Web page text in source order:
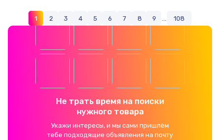
1 2 3 4 5 6 7 8 9 108
Не трать время на поиски
нужного товара
Укажи интересы, и мы сами пришлём
тебе подходящие объявления на почту